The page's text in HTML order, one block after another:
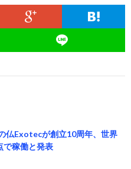
仏Exotecが創立10周年、世界
で稼働と発表